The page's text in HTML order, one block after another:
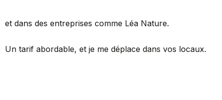
et dans des entreprises comme Léa Nature.
Un tarif abordable, et je me déplace dans vos locaux.